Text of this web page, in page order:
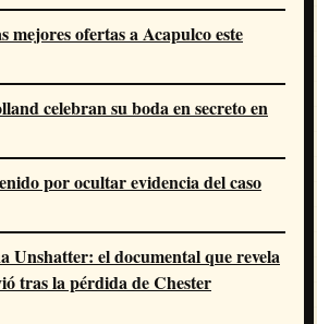
mejores ofertas a Acapulco este
celebran su boda en secreto en
por ocultar evidencia del caso
Unshatter: el documental que revela
tras la pérdida de Chester